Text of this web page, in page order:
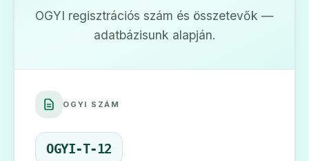
OGYI regisztrációs szám és összetevők —
adatbázisunk alapján.
OGYI SZÁM
OGYI-T-12